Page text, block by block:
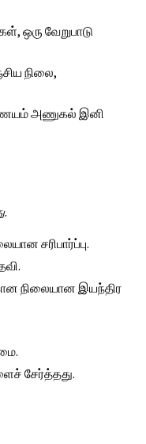
ஒரு வேறுபாடு
நிலை,
அணுகல் இனி
சரிபார்ப்பு.
நிலையான இயந்திர
சேர்த்தது.